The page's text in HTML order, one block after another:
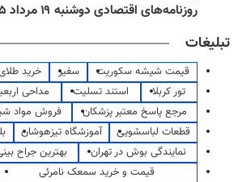
روزنامه‌های اقتصادی دوشنبه ۱۹ مرداد ۱۴۰۵
تبلیغات
قیمت شیشه سکوریت سفیر خرید
تور کربلا
استند تسلیت مداحی
مرجع پاسخ معتبر پزشکان
فروش مواد
قطعات لباسشویی
آموزشگاه تیزهوشان
نمایندگی بوش در تهران
بهترین جراح
قیمت و خرید سمعک نامرئی